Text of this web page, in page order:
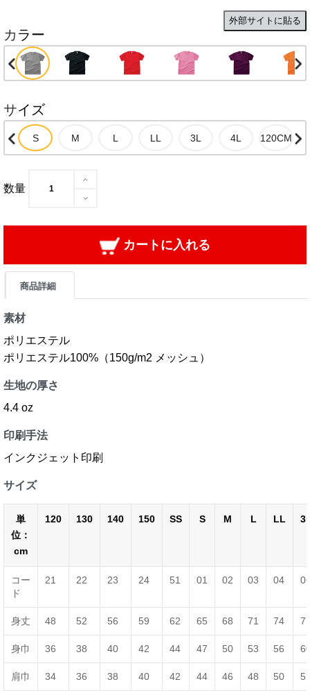
外部サイトに貼る
カラー
サイズ
数量
カートに入れる
商品詳細
素材
ポリエステル
ポリエステル100%（150g/m2 メッシュ）
生地の厚さ
4.4 oz
印刷手法
インクジェット印刷
サイズ
単
位：
cm
120 130 140 150 SS S M L LL
コー
ド
21 22 23 24 51 01 02 03 04
身丈 48 52 56 59 62 65 68 71 74
身巾 36 38 40 42 44 47 50 53 56
肩巾 34 36 38 40 42 44 46 48 50